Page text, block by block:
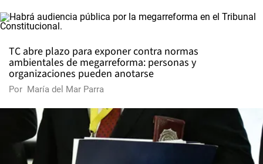
TC abre plazo para exponer contra normas
ambientales de megarreforma: personas y
organizaciones pueden anotarse
Por María del Mar Parra